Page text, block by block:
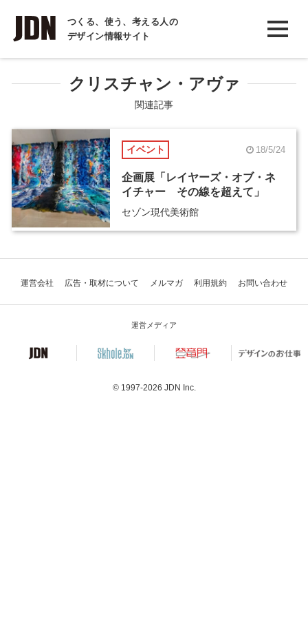
つくる、使う、考える人の
デザイン情報サイト
INTERVIEW
インタビュー
REPORT
COLUMN
コラム
クリスチャン・アヴァ
関連記事
イベント 18/5/24
企画展「レイヤーズ・オブ・ネ
イチャー その線を超えて」
セゾン現代美術館
運営会社 広告・取材について メルマガ 利用規約 お問い合わせ
運営メディア
© 1997-2026 JDN Inc.